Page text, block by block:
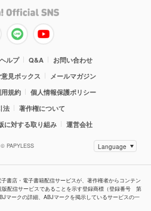
ヘルプ Q&A
お問い合わせ
意見ボックス
メールマガジン
規約
個人情報保護ポリシー
法
著作権について
に対する取り組み 運営会社
© PAPYLESS
書店・電子書籍配信サービスが、著作権者からコンテン
版配信サービスであることを示す登録商標（登録番号 第
マークの詳細、ABJマークを掲示しているサービスの一